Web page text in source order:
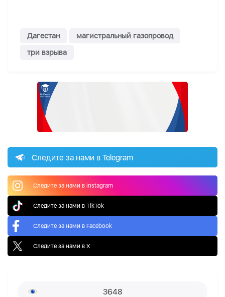
Дагестан
магистральный газопровод
три взрыва
Следите за нами в Telegram
Следите за нами в Instagram
Следите за нами в TikTok
Следите за нами в Facebook
Следите за нами в X
3648